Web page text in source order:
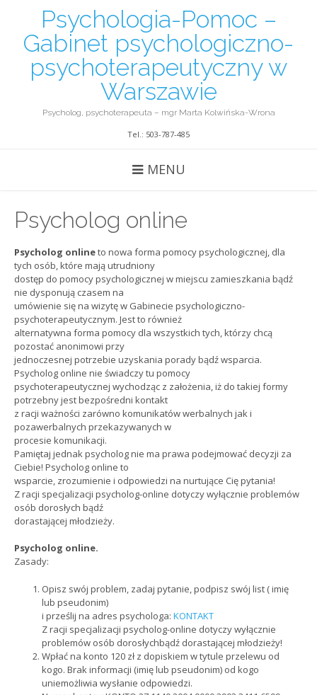
Psychologia-Pomoc –
Gabinet psychologiczno-
psychoterapeutyczny w
Warszawie
Psycholog, psychoterapeuta – mgr Marta Kolwińska-Wrona
Tel.: 503-787-485
MENU
Psycholog online
Psycholog onlineto nowa forma pomocy psychologicznej, dla
tych osób, które mają utrudniony
dostęp do pomocy psychologicznej w miejscu zamieszkania bądź
nie dysponują czasem na
umówienie się na wizytę w Gabinecie psychologiczno-
psychoterapeutycznym. Jest to również
alternatywna forma pomocy dla wszystkich tych, którzy chcą
pozostać anonimowi przy
jednoczesnej potrzebie uzyskania porady bądź wsparcia.
Psycholog online nie świadczy tu pomocy
psychoterapeutycznej wychodząc z założenia, iż do takiej formy
potrzebny jest bezpośredni kontakt
z racji ważności zarówno komunikatów werbalnych jak i
pozawerbalnych przekazywanych w
procesie komunikacji.
Pamiętaj jednak psycholog nie ma prawa podejmować decyzji za
Ciebie! Psycholog online to
wsparcie, zrozumienie i odpowiedzi na nurtujące Cię pytania!
Z racji specjalizacji psycholog-online dotyczy wyłącznie problemów
osób dorosłych bądź
dorastającej młodzieży.
Psycholog online.
Zasady:
Opisz swój problem, zadaj pytanie, podpisz swój list ( imię
lub pseudonim)
i prześlij na adres psychologa: KONTAKT
Z racji specjalizacji psycholog-online dotyczy wyłącznie
problemów osób dorosłychbądź dorastającej młodzieży!
Wpłać na konto 120 zł z dopiskiem w tytule przelewu od
kogo. Brak informacji (imię lub pseudonim) od kogo
uniemożliwia wysłanie odpowiedzi.